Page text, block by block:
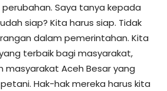
Saya tanya kepada
siap? Kita harus siap. Tidak
dalam pemerintahan. Kita
terbaik bagi masyarakat,
masyarakat Aceh Besar yang
Hak-hak mereka harus kita